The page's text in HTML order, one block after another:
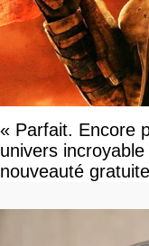
« Parfait. Encore
univers
nouveauté